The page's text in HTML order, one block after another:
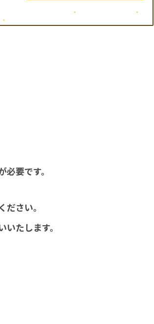
要です。
ださい。
たします。